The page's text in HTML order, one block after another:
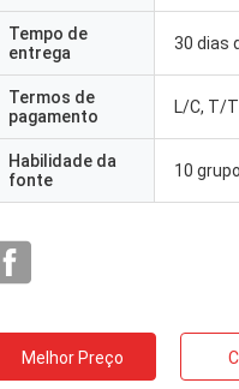
Tempo de
entrega
30 dias
Termos de
pagamento
L/C, T/T
Habilidade da
fonte
10
Melhor Preço